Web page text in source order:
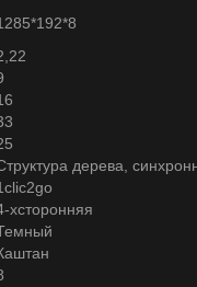
дерева,
хсторонняя